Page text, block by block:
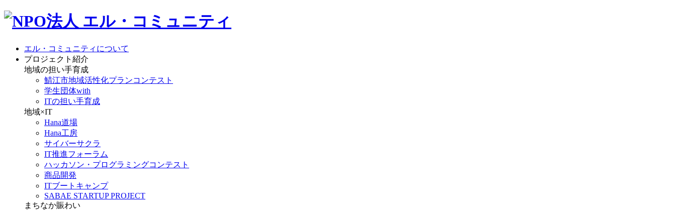
エル・コミュニティについて
プロジェクト紹介
地域の担い手育成
鯖江市地域活性化プランコンテスト
学生団体with
ITの担い手育成
地域×IT
Hana道場
Hana工房
サイバーサクラ
IT推進フォーラム
ハッカソン・プログラミングコンテスト
商品開発
ITブートキャンプ
SABAE STARTUP PROJECT
まちなか賑わい